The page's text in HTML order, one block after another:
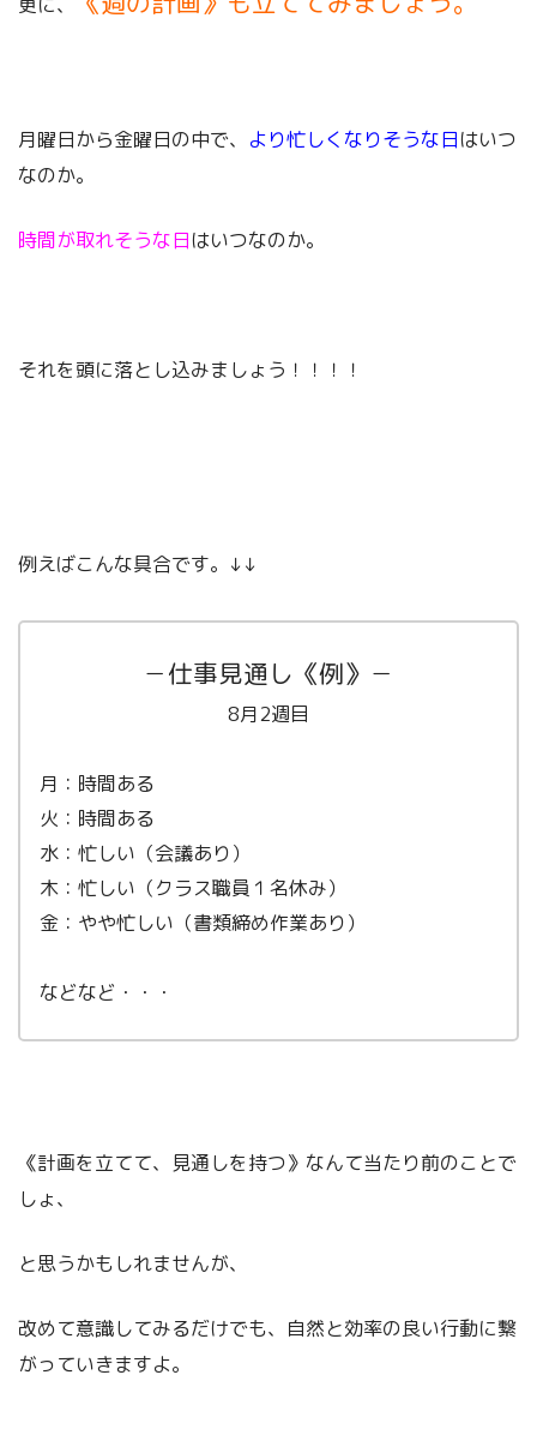
月曜日から金曜日の中で、 より忙しくなりそうな日はいつ
なのか。
時間が取れそうな日はいつなのか。
それを頭に落とし込みましょう！！！！
例えばこんな具合です。↓↓
－仕事見通し《例》－
8月2週目
月：時間ある
火：時間ある
水：忙しい（会議あり）
木：忙しい（クラス職員１名休み）
金：やや忙しい（書類締め作業あり）
などなど・・・
《計画を立てて、見通しを持つ》なんて当たり前のことで
しょ、
と思うかもしれませんが、
改めて意識してみるだけでも、自然と効率の良い行動に繋
がっていきますよ。